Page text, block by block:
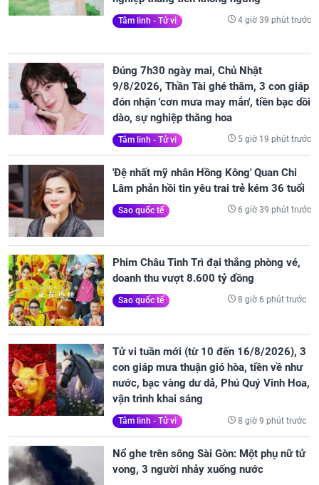
Tâm linh - Tử vi 4 giờ 39 phút trước
Đúng 7h30 ngày mai, Chủ Nhật
9/8/2026, Thần Tài ghé thăm, 3 con giáp
đón nhận 'cơn mưa may mắn', tiền bạc dồi
dào, sự nghiệp thăng hoa
Tâm linh - Tử vi 5 giờ 19 phút trước
'Đệ nhất mỹ nhân Hồng Kông' Quan Chi
Lâm phản hồi tin yêu trai trẻ kém 36 tuổi
Sao quốc tế 6 giờ 39 phút trước
Phim Châu Tinh Trì đại thắng phòng vé,
doanh thu vượt 8.600 tỷ đồng
Sao quốc tế 8 giờ 6 phút trước
Tử vi tuần mới (từ 10 đến 16/8/2026), 3
con giáp mưa thuận gió hòa, tiền về như
nước, bạc vàng dư dả, Phú Quý Vinh Hoa,
vận trình khai sáng
Tâm linh - Tử vi 8 giờ 9 phút trước
Nổ ghe trên sông Sài Gòn: Một phụ nữ tử
vong, 3 người nhảy xuống nước